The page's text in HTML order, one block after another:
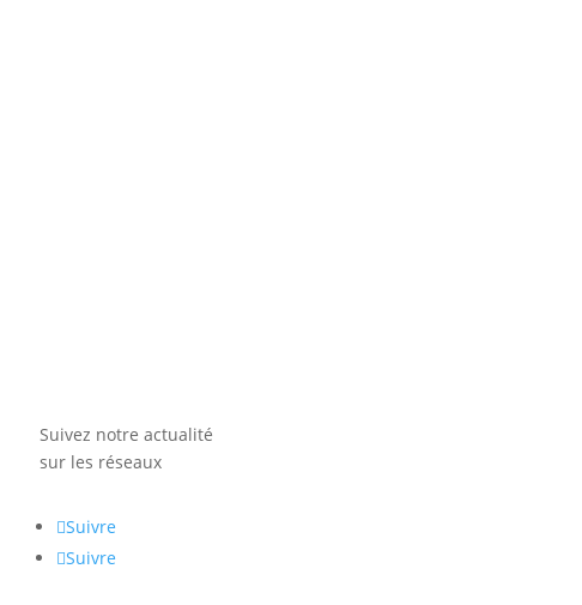
Suivez notre actualité
sur les réseaux
Suivre
Suivre